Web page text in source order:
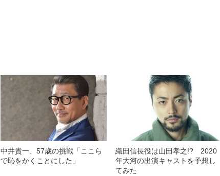
中井貴一、57歳の挑戦「ここら
で恥をかくことにした」
織田信長役は山田孝之!? 2020
年大河の出演キャストを予想し
てみた